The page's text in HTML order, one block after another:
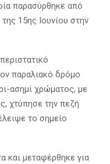
παρασύρθηκε από
15ης Ιουνίου στην
παραλιακό δρόμο
ασημί χρώματος, με
χτύπησε την πεζή
το σημείο
και μεταφέρθηκε για